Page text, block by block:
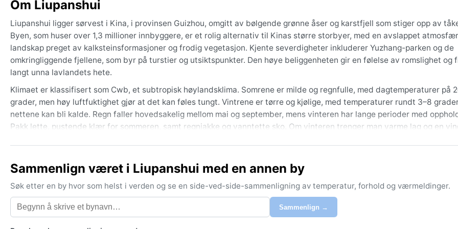
Om Liupanshui
Liupanshui ligger sørvest i Kina, i provinsen Guizhou, omgitt av bølgende grønne åser og karstfjell som stiger opp av
Byen, som huser over 1,3 millioner innbyggere, er et rolig alternativ til Kinas større storbyer, med en avslappet
landskap preget av kalksteinsformasjoner og frodig vegetasjon. Kjente severdigheter inkluderer Yuzhang-parken og de
omkringliggende fjellene, som byr på turstier og utsiktspunkter. Den høye beliggenheten gir en følelse av romslighet og
langt unna lavlandets hete.
Klimaet er klassifisert som Cwb, et subtropisk høylandsklima. Somrene er milde og regnfulle, med dagtemperaturer på
grader, men høy luftfuktighet gjør at det kan føles tungt. Vintrene er tørre og kjølige, med temperaturer rundt 3–8
nettene kan bli kalde. Regn faller hovedsakelig mellom mai og september, mens vinteren har lange perioder med
Pakk lette, pustende klær for sommeren, samt regnjakke og vanntette sko. Om vinteren trenger man varme lag og en
men da er regnet mer uforutsigbart. Juli og august er de våteste månedene med kraftige byger. Tåke er vanlig året
om morgenen, og skaper et stemningsfullt, nærmest mystisk landskap. Snø er sjelden om vinteren, men frost kan
Ekstreme værfenomener som tyfoner når sjelden hit på grunn av den høye beliggenheten, men kraftig tåke kan påvirke
reiseplaner.
Sammenlign været i Liupanshui med en annen by
Søk etter en by hvor som helst i verden og se en side-ved-side-sammenligning av temperatur, forhold og værmeldinger.
Sammenlign →